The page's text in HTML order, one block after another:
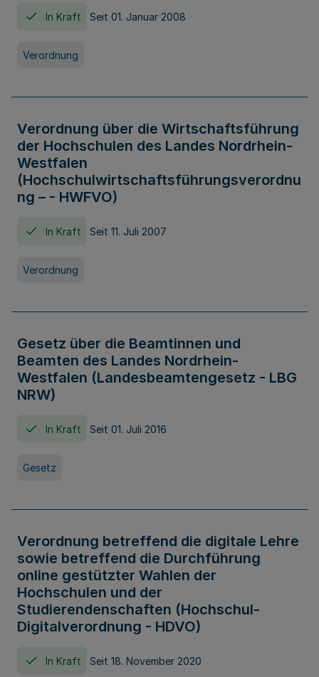
In Kraft Seit 01. Januar 2008
Verordnung
Verordnung über die Wirtschaftsführung
der Hochschulen des Landes Nordrhein-
Westfalen
(Hochschulwirtschaftsführungsverordnu
ng – - HWFVO)
In Kraft Seit 11. Juli 2007
Verordnung
Gesetz über die Beamtinnen und
Beamten des Landes Nordrhein-
Westfalen (Landesbeamtengesetz - LBG
NRW)
In Kraft Seit 01. Juli 2016
Gesetz
Verordnung betreffend die digitale Lehre
sowie betreffend die Durchführung
online gestützter Wahlen der
Hochschulen und der
Studierendenschaften (Hochschul-
Digitalverordnung - HDVO)
In Kraft Seit 18. November 2020